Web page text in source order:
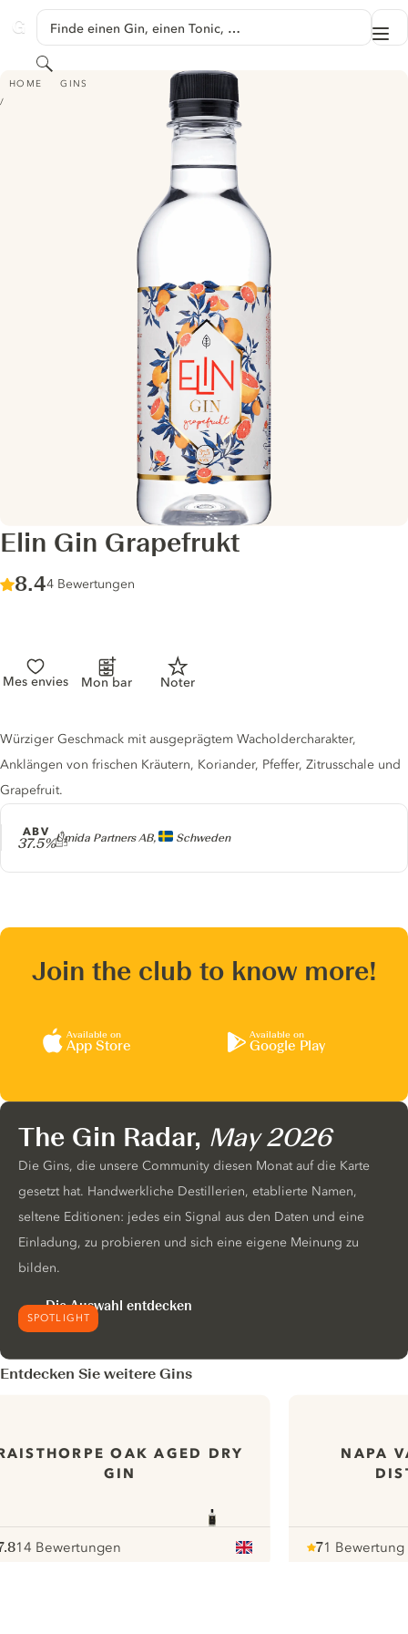
GINVENTORY
Finde einen Gin, einen Tonic, …
Suchen
HOME GINS
ELIN GIN GRAPEFRUKT
Elin Gin Grapefrukt
Score :
8.4/ 10
4 Bewertungen
Mes envies Mon bar Noter
Producer
Umida Partners AB, Schweden
ABV
37.5%
Gin description
Würziger Geschmack mit ausgeprägtem Wacholdercharakter,
Anklängen von frischen Kräutern, Koriander, Pfeffer, Zitrusschale und
Grapefruit.
Join the club to know more!
Available on
App Store
Available on
Google Play
SPOTLIGHT
The Gin Radar, May 2026
Die Gins, die unsere Community diesen Monat auf die Karte
gesetzt hat. Handwerkliche Destillerien, etablierte Namen,
seltene Editionen: jedes ein Signal aus den Daten und eine
Einladung, zu probieren und sich eine eigene Meinung zu
bilden.
Die Auswahl entdecken
Entdecken Sie weitere Gins
OAK AGED DRY
GIN
14 Bewertungen
NAPA
71 Bewertung